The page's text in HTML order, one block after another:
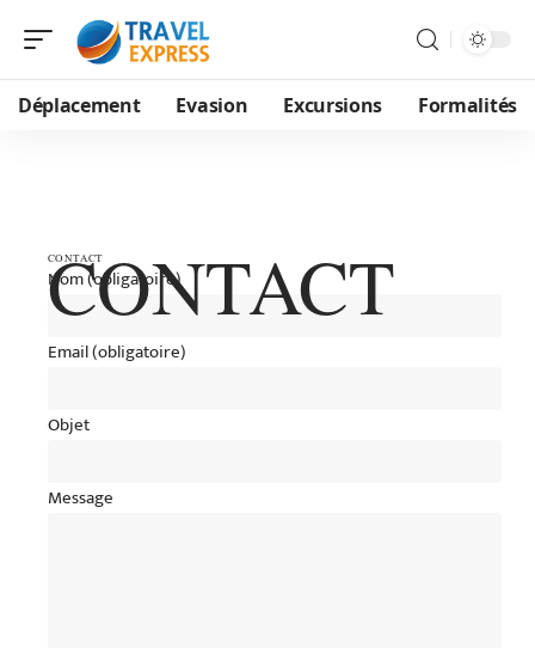
Déplacement Evasion Excursions Formalités
CONTACT
CONTACT
Nom (obligatoire)
Email (obligatoire)
Objet
Message